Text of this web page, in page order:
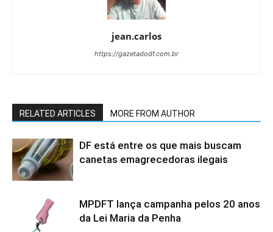
jean.carlos
https://gazetadodf.com.br
RELATED ARTICLES MORE FROM AUTHOR
DF está entre os que mais buscam
canetas emagrecedoras ilegais
MPDFT lança campanha pelos 20 anos
da Lei Maria da Penha